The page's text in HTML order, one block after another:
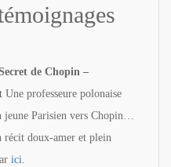
de Chopin –
Une professeure polonaise
Parisien vers Chopin…
récit doux‑amer et plein
ici